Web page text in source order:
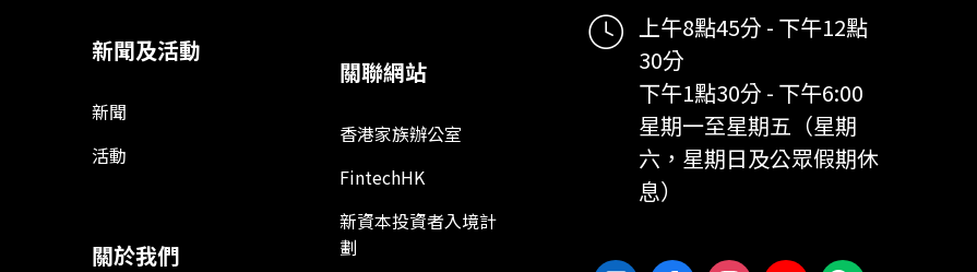
新聞及活動
新聞
活動
關於我們
關聯網站
香港家族辦公室
FintechHK
新資本投資者入境計
劃
上午8點45分 - 下午12點
30分
下午1點30分 - 下午6:00
星期一至星期五（星期
六，星期日及公眾假期休
息）